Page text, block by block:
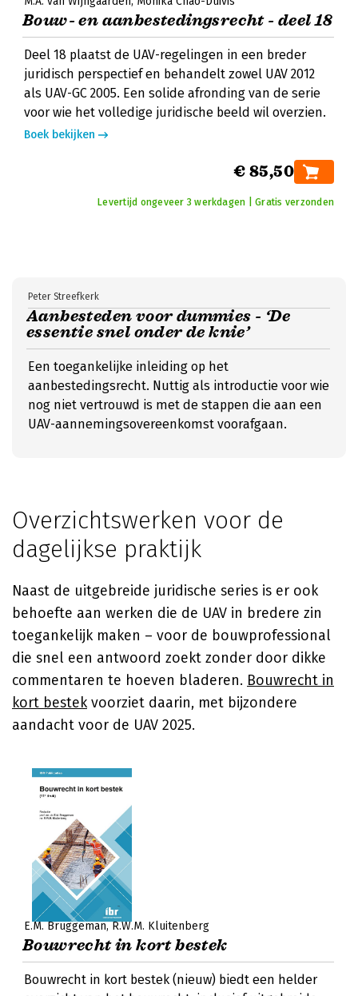
Bouw- en aanbestedingsrecht - deel 18
Deel 18 plaatst de UAV-regelingen in een breder
juridisch perspectief en behandelt zowel UAV 2012
als UAV-GC 2005. Een solide afronding van de serie
voor wie het volledige juridische beeld wil overzien.
Boek bekijken
€ 85,50
Levertijd ongeveer 3 werkdagen | Gratis verzonden
Aanbesteden voor dummies - ‘De
essentie snel onder de knie’
Peter Streefkerk
Een toegankelijke inleiding op het
aanbestedingsrecht. Nuttig als introductie voor wie
nog niet vertrouwd is met de stappen die aan een
UAV-aannemingsovereenkomst voorafgaan.
Overzichtswerken voor de
dagelijkse praktijk
Naast de uitgebreide juridische series is er ook
behoefte aan werken die de UAV in bredere zin
toegankelijk maken – voor de bouwprofessional
die snel een antwoord zoekt zonder door dikke
commentaren te hoeven bladeren. Bouwrecht in
kort bestekvoorziet daarin, met bijzondere
aandacht voor de UAV 2025.
E.M. Bruggeman R.W.M. Kluitenberg
Bouwrecht in kort bestek
Bouwrecht in kort bestek (nieuw) biedt een helder